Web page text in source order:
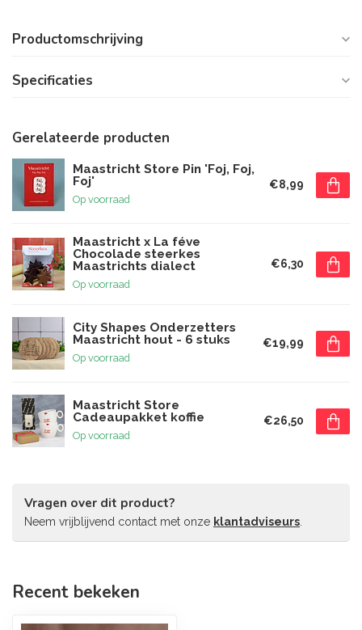
Productomschrijving
Specificaties
Gerelateerde producten
Maastricht Store Pin 'Foj, Foj,
Foj'
Op voorraad
€8,99
Maastricht x La féve
Chocolade steerkes
Maastrichts dialect
Op voorraad
€6,30
City Shapes Onderzetters
Maastricht hout - 6 stuks
Op voorraad
€19,99
Maastricht Store
Cadeaupakket koffie
Op voorraad
€26,50
Vragen over dit product?
Neem vrijblijvend contact met onze klantadviseurs
Recent bekeken